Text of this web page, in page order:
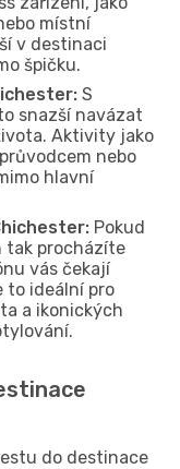
místní
v destinaci
špičku.
S
snazší navázat
Aktivity jako
nebo
hlavní
Pokud
tak procházíte
vás čekají
to ideální pro
a ikonických
do destinace